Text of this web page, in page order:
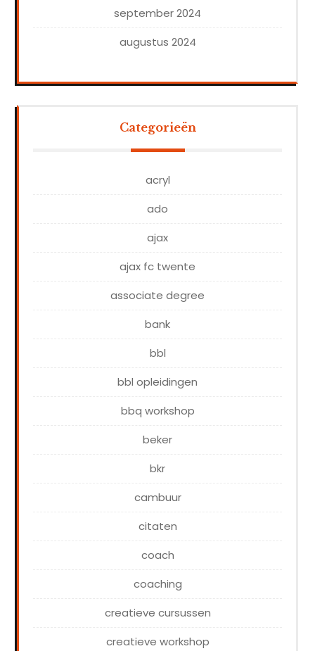
september 2024
augustus 2024
Categorieën
acryl
ado
ajax
ajax fc twente
associate degree
bank
bbl
bbl opleidingen
bbq workshop
beker
bkr
cambuur
citaten
coach
coaching
creatieve cursussen
creatieve workshop